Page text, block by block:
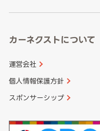
カーネクストについて
運営会社
個人情報保護方針
スポンサーシップ